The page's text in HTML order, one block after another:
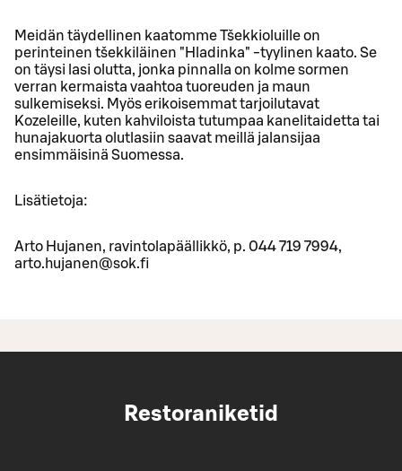
Meidän täydellinen kaatomme Tšekkioluille on
perinteinen tšekkiläinen "Hladinka" -tyylinen kaato. Se
on täysi lasi olutta, jonka pinnalla on kolme sormen
verran kermaista vaahtoa tuoreuden ja maun
sulkemiseksi. Myös erikoisemmat tarjoilutavat
Kozeleille, kuten kahviloista tutumpaa kanelitaidetta tai
hunajakuorta olutlasiin saavat meillä jalansijaa
ensimmäisinä Suomessa.
Lisätietoja:
Arto Hujanen, ravintolapäällikkö, p. 044 719 7994,
arto.hujanen@sok.fi
Restoraniketid